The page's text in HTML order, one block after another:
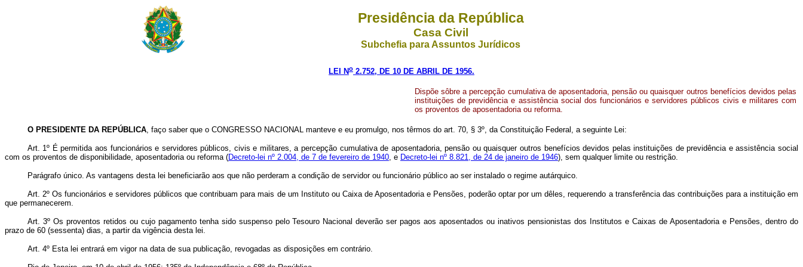
Presidência da República
Casa Civil
Subchefia para Assuntos Jurídicos
LEI No 2.752, DE 10 DE ABRIL DE 1956.
Dispõe sôbre a percepção cumulativa de aposentadoria, pensão ou quaisquer outros benefícios devidos pelas
instituições de previdência e assistência social dos funcionários e servidores públicos civis e militares com
os proventos de aposentadoria ou reforma.
O PRESIDENTE DA REPÚBLICA, faço saber que o CONGRESSO NACIONAL manteve e eu promulgo, nos têrmos do art. 70, § 3º, da Constituição Federal, a seguinte Lei:
Art. 1º É permitida aos funcionários e servidores públicos, civis e militares, a percepção cumulativa de aposentadoria, pensão ou quaisquer outros benefícios devidos pelas instituições de previdência e assistência social
com os proventos de disponibilidade, aposentadoria ou reforma (Decreto-lei nº 2.004, de 7 de fevereiro de 1940, e Decreto-lei nº 8.821, de 24 de janeiro de 1946), sem qualquer limite ou restrição.
Parágrafo único. As vantagens desta lei beneficiarão aos que não perderam a condição de servidor ou funcionário público ao ser instalado o regime autárquico.
Art. 2º Os funcionários e servidores públicos que contribuam para mais de um Instituto ou Caixa de Aposentadoria e Pensões, poderão optar por um dêles, requerendo a transferência das contribuições para a instituição em
que permanecerem.
Art. 3º Os proventos retidos ou cujo pagamento tenha sido suspenso pelo Tesouro Nacional deverão ser pagos aos aposentados ou inativos pensionistas dos Institutos e Caixas de Aposentadoria e Pensões, dentro do
prazo de 60 (sessenta) dias, a partir da vigência desta lei.
Art. 4º Esta lei entrará em vigor na data de sua publicação, revogadas as disposições em contrário.